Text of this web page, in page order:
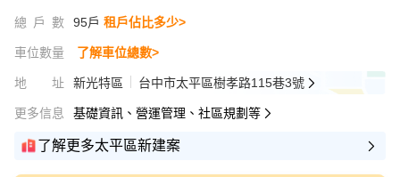
總戶數 95戶 租戶佔比多少>
車位數量 了解車位總數>
地址 新光特區 台中市太平區樹孝路115巷3號
更多信息 基礎資訊、營運管理、社區規劃等
了解更多太平區新建案